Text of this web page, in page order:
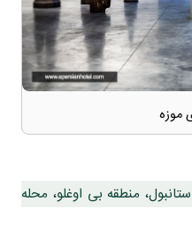
موزه
منطقه بی اوغلو، محله